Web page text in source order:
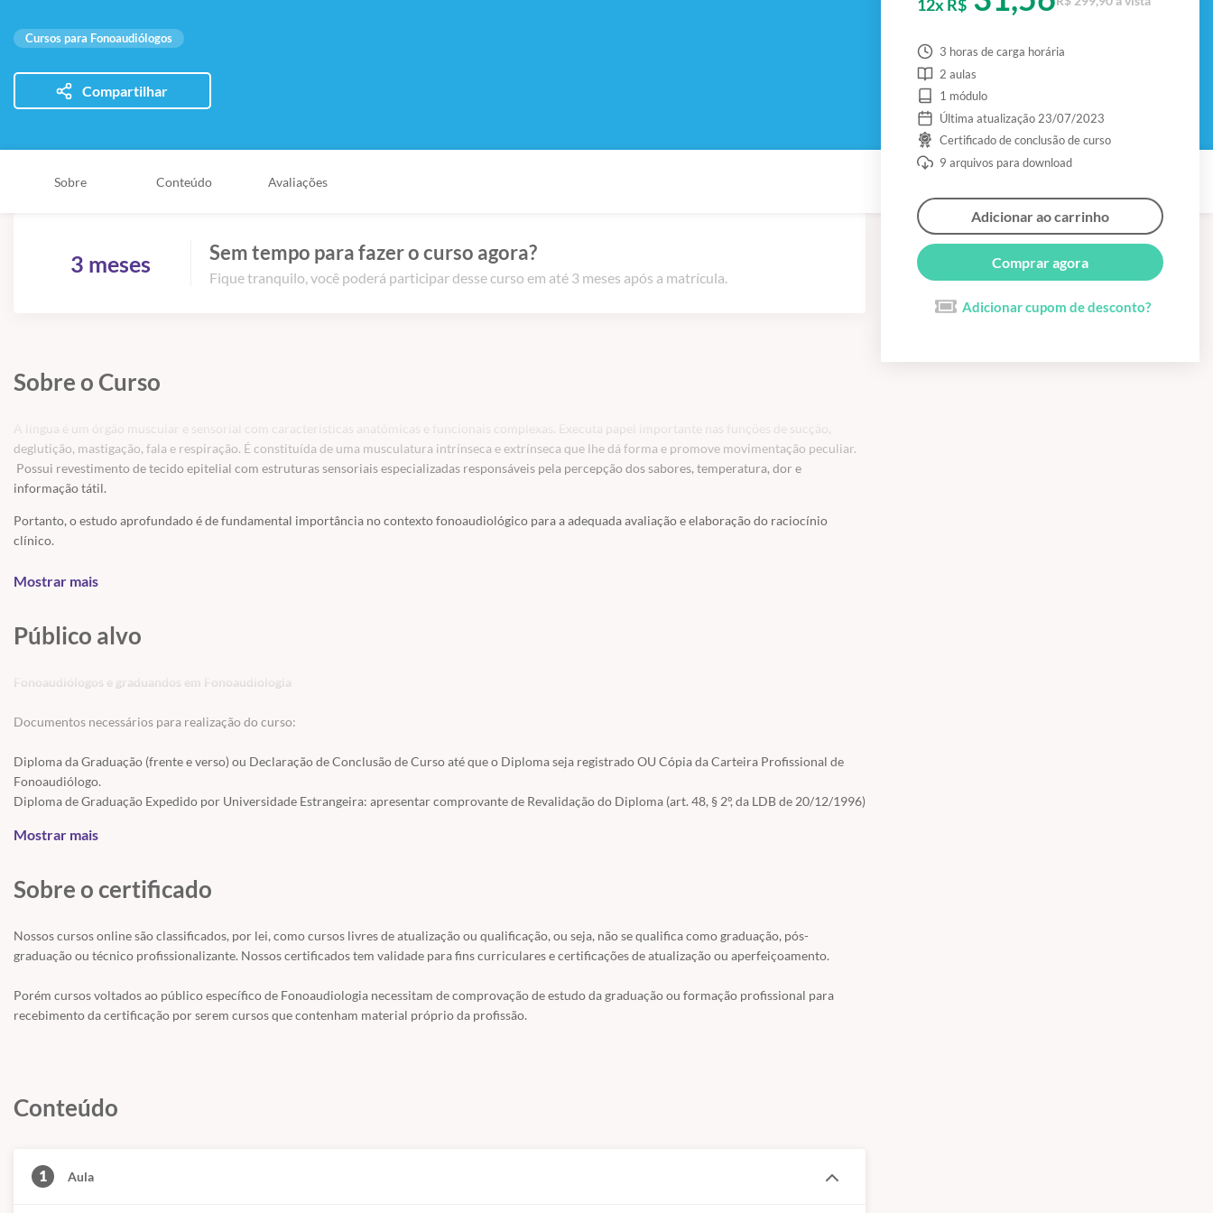
Cursos para Fonoaudiólogos
Compartilhar
Sobre Conteúdo Avaliações
3 meses Sem tempo para fazer o curso agora?
Fique tranquilo, você poderá participar desse curso em até 3 meses após a matrícula.
Sobre o Curso
A língua é um órgão muscular e sensorial com características anatômicas e funcionais complexas. Executa papel importante nas funções de sucção,
deglutição, mastigação, fala e respiração. É constituída de uma musculatura intrínseca e extrínseca que lhe dá forma e promove movimentação peculiar.
Possui revestimento de tecido epitelial com estruturas sensoriais especializadas responsáveis pela percepção dos sabores, temperatura, dor e
informação tátil.
Portanto, o estudo aprofundado é de fundamental importância no contexto fonoaudiológico para a adequada avaliação e elaboração do raciocínio
clínico.
eficientes nos casos de alterações de fala, casos ortodônticos, DTM, voz e distúrbios respiratórios do sono
PROGRAMAÇÃO:
Musculatura: intrínseca e extrínseca
A língua e suas relações com estruturas orofaciais e funções do sistema estomatognático
temporomandibulares, alterações vocais, respiração oral e distúrbios respiratórios do sono.
Proposta de intervenção fonoaudiológica: exercícios práticos.
Matricule-se agora! Venha estudar conosco!
Curso Ministrado pela Fonoaudióloga Danielle Barreto CRFa 5 - 7172
Mostrar mais
Público alvo
Fonoaudiólogos e graduandos em Fonoaudiologia
Documentos necessários para realização do curso:
Diploma da Graduação (frente e verso) ou Declaração de Conclusão de Curso até que o Diploma seja registrado OU Cópia da Carteira Profissional de
Fonoaudiólogo.
Diploma de Graduação Expedido por Universidade Estrangeira: apresentar comprovante de Revalidação do Diploma (art. 48, § 2º, da LDB de 20/12/1996)
O documento deve ser enviado por email ao fonoonline junto ao ato da matrícula.
Mostrar mais
Sobre o certificado
Nossos cursos online são classificados, por lei, como cursos livres de atualização ou qualificação, ou seja, não se qualifica como graduação, pós-
graduação ou técnico profissionalizante. Nossos certificados tem validade para fins curriculares e certificações de atualização ou aperfeiçoamento.
Porém cursos voltados ao público específico de Fonoaudiologia necessitam de comprovação de estudo da graduação ou formação profissional para
recebimento da certificação por serem cursos que contenham material próprio da profissão.
Conteúdo
1 Aula
12x R$
3 horas de carga horária
2 aulas
1 módulo
Última atualização 23/07/2023
Certificado de conclusão de curso
9 arquivos para download
Adicionar ao carrinho
Comprar agora
Adicionar cupom de desconto?